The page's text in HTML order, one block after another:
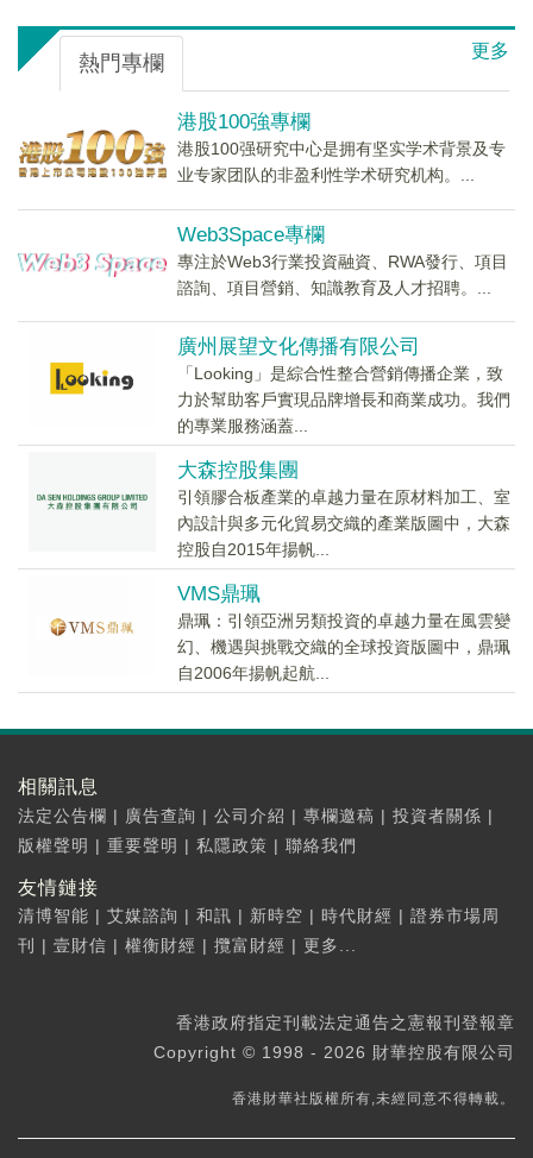
更多
熱門專欄
港股100強專欄
港股100强研究中心是拥有坚实学术背景及专
业专家团队的非盈利性学术研究机构。...
Web3Space專欄
專注於Web3行業投資融資、RWA發行、項目
諮詢、項目營銷、知識教育及人才招聘。...
廣州展望文化傳播有限公司
「Looking」是綜合性整合營銷傳播企業，致
力於幫助客戶實現品牌增長和商業成功。我們
的專業服務涵蓋...
大森控股集團
引領膠合板產業的卓越力量在原材料加工、室
內設計與多元化貿易交織的產業版圖中，大森
控股自2015年揚帆...
VMS鼎珮
鼎珮：引領亞洲另類投資的卓越力量在風雲變
幻、機遇與挑戰交織的全球投資版圖中，鼎珮
自2006年揚帆起航...
相關訊息
法定公告欄 | 廣告查詢 | 公司介紹 | 專欄邀稿 | 投資者關係 |
版權聲明 | 重要聲明 | 私隱政策 | 聯絡我們
友情鏈接
清博智能 | 艾媒諮詢 | 和訊 | 新時空 | 時代財經 | 證券市場周
刊
| 壹財信 | 權衡財經 | 攬富財經 | 更多...
香港政府指定刊載法定通告之憲報刊登報章
Copyright © 1998 - 2026 財華控股有限公司
香港財華社版權所有,未經同意不得轉載。